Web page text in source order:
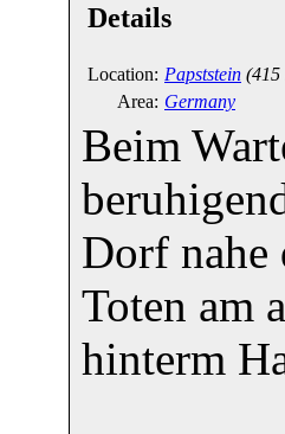
Details
Location: Papststein (415
Area: Germany
Beim
Dorf nahe
Toten am
hinterm